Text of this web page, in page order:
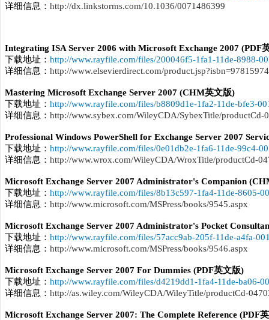
详细信息： http://dx.linkstorms.com/10.1036/0071486399
Integrating ISA Server 2006 with Microsoft Exchange 2007 (PDF
下载地址： http://www.rayfile.com/files/200046f5-1fa1-11de-8988-
详细信息： http://www.elsevierdirect.com/
Mastering Microsoft Exchange Server 2007 (CHM英文版)
下载地址： http://www.rayfile.com/files/b8809d1e-1fa2-11de-bfe3-
详细信息： http://www.sybex.com/WileyCDA/SybexTitle/productCd-
Professional Windows PowerShell for Exchange Server 2007
下载地址： http://www.rayfile.com/files/0e01db2e-1fa6-11de-99c4-
详细信息： http://www.wrox.com/WileyCDA/WroxTitle/productCd-
Microsoft Exchange Server 2007 Administrator's Companion
下载地址： http://www.rayfile.com/files/8b13c597-1fa4-11de-8605-
详细信息： http://www.microsoft.com/MSPress/books/9545.aspx
Microsoft Exchange Server 2007 Administrator's Pocket
下载地址： http://www.rayfile.com/files/57acc9ab-205f-11de-a4fa-
详细信息： http://www.microsoft.com/MSPress/books/9546.aspx
Microsoft Exchange Server 2007 For Dummies (PDF英文版)
下载地址： http://www.rayfile.com/files/d4219dd1-1fa4-11de-ba06-
详细信息： http://as.wiley.com/WileyCDA/WileyTitle/productCd-
Microsoft Exchange Server 2007: The Complete Reference (PDF